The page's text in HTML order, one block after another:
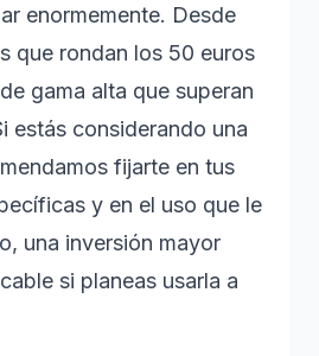
enormemente. Desde
que rondan los 50 euros
gama alta que superan
estás considerando una
fijarte en tus
y en el uso que le
una inversión mayor
si planeas usarla a